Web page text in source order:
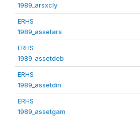
1989_arsxcly
ERHS
1989_assetars
ERHS
1989_assetdeb
ERHS
1989_assetdin
ERHS
1989_assetgam